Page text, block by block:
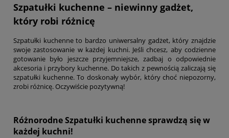
Szpatułki kuchenne – niewinny gadżet,
który robi różnicę
Szpatułki kuchenne to bardzo uniwersalny gadżet, który znajdzie
swoje zastosowanie w każdej kuchni. Jeśli chcesz, aby codzienne
gotowanie było jeszcze przyjemniejsze, zadbaj o odpowiednie
akcesoria i przybory kuchenne. Do takich z pewnością zaliczają się
szpatułki kuchenne. To doskonały wybór, który choć niepozorny,
zrobi różnicę. Oczywiście pozytywną!
Różnorodne Szpatułki kuchenne sprawdzą się w
każdej kuchni!